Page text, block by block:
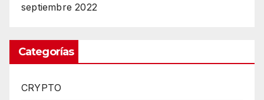
septiembre 2022
Categorías
CRYPTO